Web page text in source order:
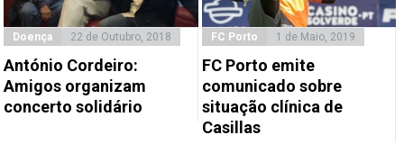
Doença 22 de Outubro, 2018
António Cordeiro:
Amigos organizam
concerto solidário
FC Porto 1 de Maio, 2019
FC Porto emite
comunicado sobre
situação clínica de
Casillas